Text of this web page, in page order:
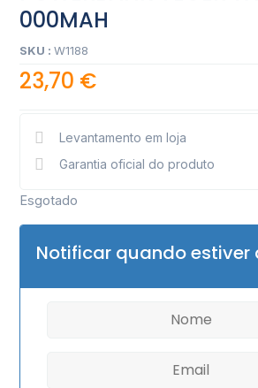
000MAH
SKU :W1188
23,70 €
Levantamento em loja
Garantia oficial do produto
Esgotado
Notificar quando estiver